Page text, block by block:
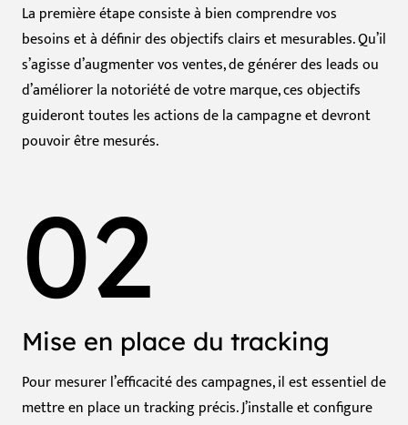
La première étape consiste à bien comprendre vos
besoins et à définir des objectifs clairs et mesurables. Qu’il
s’agisse d’augmenter vos ventes, de générer des leads ou
d’améliorer la notoriété de votre marque, ces objectifs
guideront toutes les actions de la campagne et devront
pouvoir être mesurés.
02
Mise en place du tracking
Pour mesurer l’efficacité des campagnes, il est essentiel de
mettre en place un tracking précis. J’installe et configure